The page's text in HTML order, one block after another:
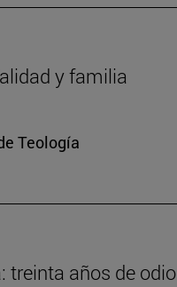
y familia
Teología
treinta años de odio